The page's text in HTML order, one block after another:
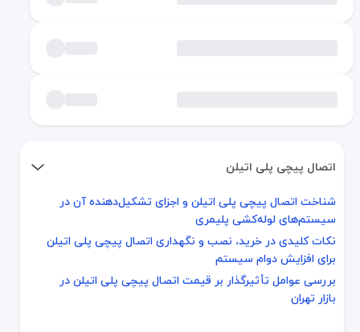
اتصال پیچی پلی اتیلن
شناخت اتصال پیچی پلی اتیلن و اجزای تشکیل‌دهنده آن در
نکات کلیدی در خرید، نصب و نگهداری اتصال پیچی پلی اتیلن برای
بررسی عوامل تأثیرگذار بر قیمت اتصال پیچی پلی اتیلن در بازار تهران
اتصال پیچی پلی اتیلن از پرکاربردترین و مطمئن‌ترین روش‌های
شناخت اتصال پیچی پلی اتیلن و اجزای تشکیل‌دهنده آن در
سیستم‌های لوله‌کشی پلیمری
نکات کلیدی در خرید، نصب و نگهداری اتصال پیچی پلی اتیلن
برای افزایش دوام سیستم
بررسی عوامل تأثیرگذار بر قیمت اتصال پیچی پلی اتیلن در
بازار تهران